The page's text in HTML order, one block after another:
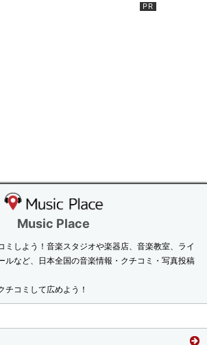
Music Place
ミしよう！音楽スタジオや楽器店、音楽教室、ライ
ルなど、日本全国の音楽情報・クチコミ・写真投稿
チコミして広めよう！